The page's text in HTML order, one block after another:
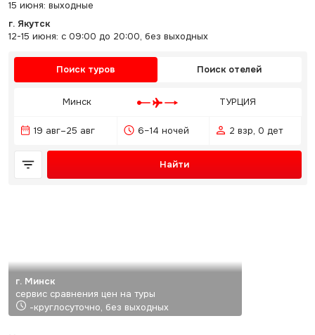
15 июня: выходные
г. Якутск
12-15 июня: с 09:00 до 20:00, без выходных
Поиск туров Поиск отелей
Минск ТУРЦИЯ
19 авг–25 авг 6–14 ночей 2 взр, 0 дет
Найти
г. Минск
сервис сравнения цен на туры
-круглосуточно, без выходных